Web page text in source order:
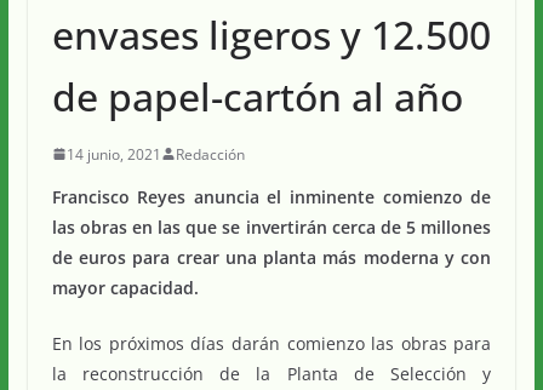
envases ligeros y 12.500
de papel-cartón al año
14 junio, 2021 Redacción
Francisco Reyes anuncia el inminente comienzo de
las obras en las que se invertirán cerca de 5 millones
de euros para crear una planta más moderna y con
mayor capacidad.
En los próximos días darán comienzo las obras para
la reconstrucción de la Planta de Selección y